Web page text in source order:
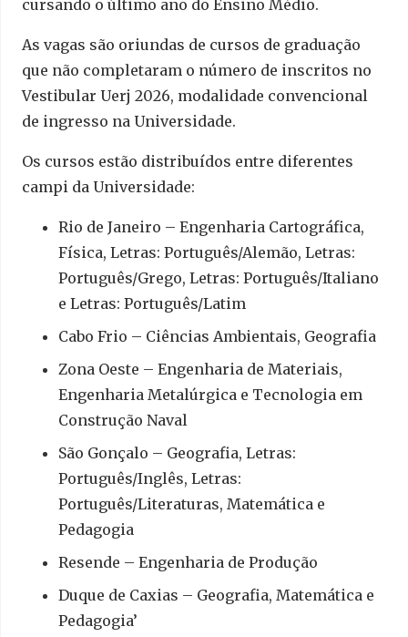
cursando o último ano do Ensino Médio.
As vagas são oriundas de cursos de graduação
que não completaram o número de inscritos no
Vestibular Uerj 2026, modalidade convencional
de ingresso na Universidade.
Os cursos estão distribuídos entre diferentes
campi da Universidade:
Rio de Janeiro – Engenharia Cartográfica,
Física, Letras: Português/Alemão, Letras:
Português/Grego, Letras: Português/Italiano
e Letras: Português/Latim
Cabo Frio – Ciências Ambientais, Geografia
Zona Oeste – Engenharia de Materiais,
Engenharia Metalúrgica e Tecnologia em
Construção Naval
São Gonçalo – Geografia, Letras:
Português/Inglês, Letras:
Português/Literaturas, Matemática e
Pedagogia
Resende – Engenharia de Produção
Duque de Caxias – Geografia, Matemática e
Pedagogia’